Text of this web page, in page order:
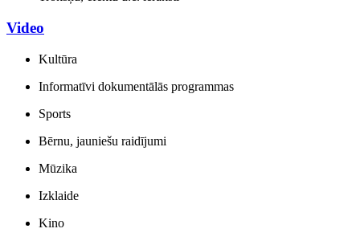
Video
Kultūra
Informatīvi dokumentālās programmas
Sports
Bērnu, jauniešu raidījumi
Mūzika
Izklaide
Kino